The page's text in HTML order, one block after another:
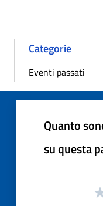
Categorie
Eventi passati
Quanto
su questa